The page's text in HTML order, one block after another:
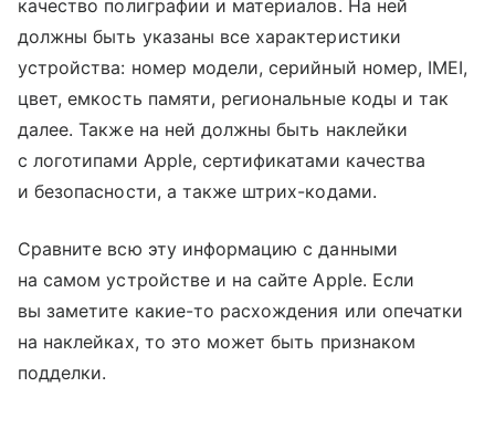
качество полиграфии и материалов. На ней
должны быть указаны все характеристики
устройства: номер модели, серийный номер, IMEI,
цвет, емкость памяти, региональные коды и так
далее. Также на ней должны быть наклейки
с логотипами Apple, сертификатами качества
и безопасности, а также штрих-кодами.
Сравните всю эту информацию с данными
на самом устройстве и на сайте Apple. Если
вы заметите какие-то расхождения или опечатки
на наклейках, то это может быть признаком
подделки.